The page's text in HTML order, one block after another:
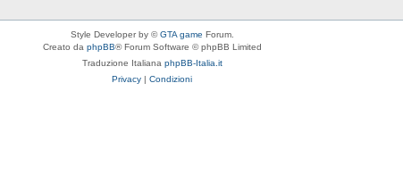
Style Developer by ©GTA game Forum.
Creato da phpBB® Forum Software © phpBB Limited
Traduzione Italiana phpBB-Italia.it
Privacy | Condizioni